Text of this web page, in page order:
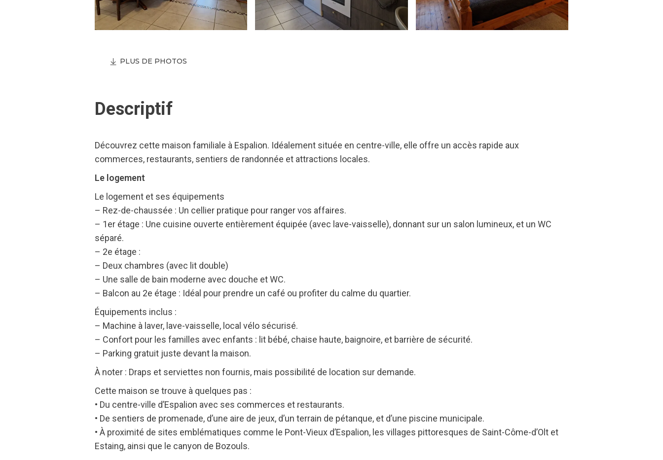
PLUS DE PHOTOS
Descriptif
Découvrez cette maison familiale à Espalion. Idéalement située en centre-ville, elle offre un accès rapide aux
commerces, restaurants, sentiers de randonnée et attractions locales.
Le logement
Le logement et ses équipements
– Rez-de-chaussée : Un cellier pratique pour ranger vos affaires.
– 1er étage : Une cuisine ouverte entièrement équipée (avec lave-vaisselle), donnant sur un salon lumineux, et un WC
séparé.
– 2e étage :
– Deux chambres (avec lit double)
– Une salle de bain moderne avec douche et WC.
– Balcon au 2e étage : Idéal pour prendre un café ou profiter du calme du quartier.
Équipements inclus :
– Machine à laver, lave-vaisselle, local vélo sécurisé.
– Confort pour les familles avec enfants : lit bébé, chaise haute, baignoire, et barrière de sécurité.
– Parking gratuit juste devant la maison.
À noter : Draps et serviettes non fournis, mais possibilité de location sur demande.
Cette maison se trouve à quelques pas :
• Du centre-ville d’Espalion avec ses commerces et restaurants.
• De sentiers de promenade, d’une aire de jeux, d’un terrain de pétanque, et d’une piscine municipale.
• À proximité de sites emblématiques comme le Pont-Vieux d’Espalion, les villages pittoresques de Saint-Côme-d’Olt et
Estaing, ainsi que le canyon de Bozouls.